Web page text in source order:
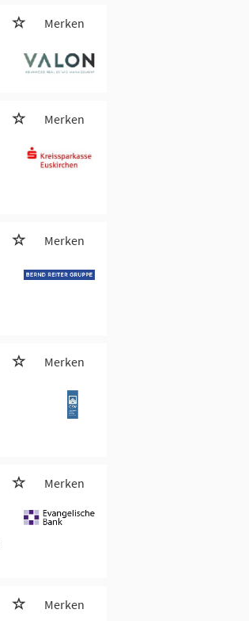
Merken
Merken
Merken
Merken
Merken
Merken